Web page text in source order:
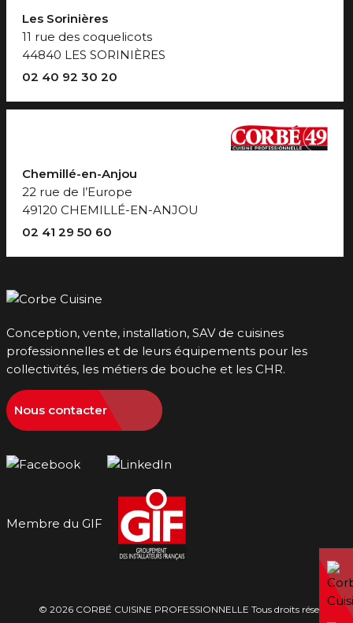
Conception, vente, installation, SAV de cuisines
professionnelles et de leurs équipements pour les
collectivités, les métiers de bouche et les CHR.
Nous contacter
Membre du GIF
Les Sorinières
11 rue des coquelicots
44840 LES SORINIÈRES
02 40 92 30 20
Chemillé-en-Anjou
22 rue de l’Europe
49120 CHEMILLÉ-EN-ANJOU
02 41 29 50 60
© 2026 CORBÉ CUISINE PROFESSIONNELLE Tous droits réservés -